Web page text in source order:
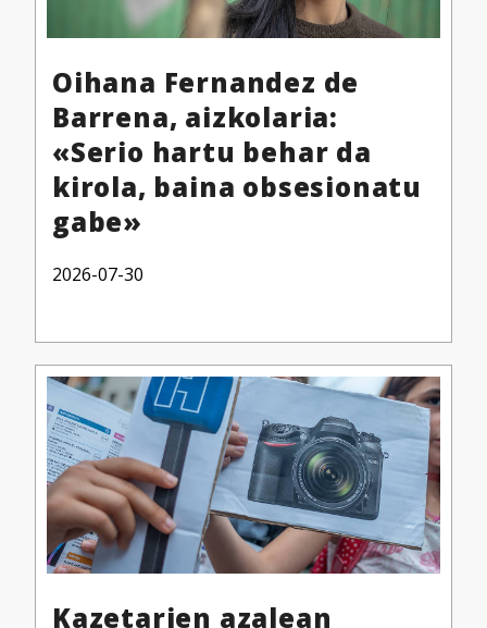
Oihana Fernandez de
Barrena, aizkolaria:
«Serio hartu behar da
kirola, baina obsesionatu
gabe»
2026-07-30
Kazetarien azalean